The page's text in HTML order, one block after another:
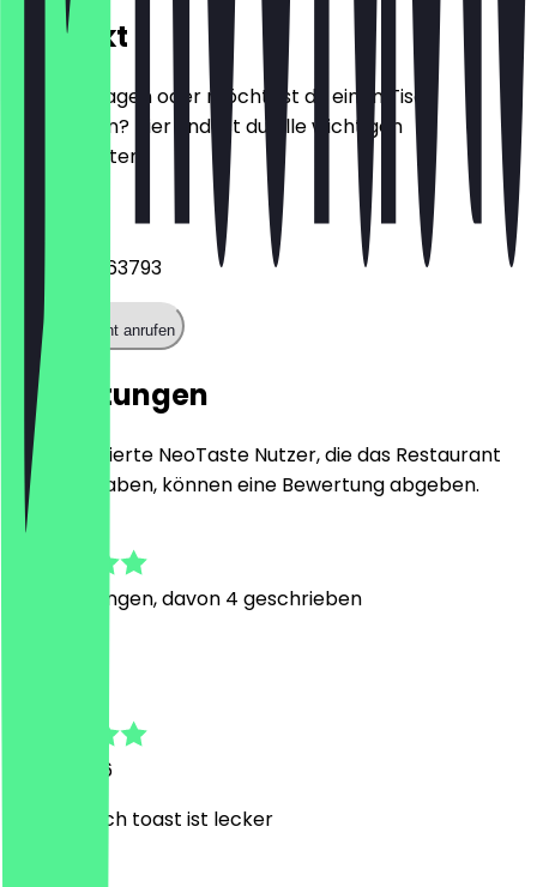
Kontakt
Hast du Fragen oder möchtest du einen Tisch
reservieren? Hier findest du alle wichtigen
Kontaktdaten.
+4917615763793
Restaurant anrufen
Bewertungen
Nur registrierte NeoTaste Nutzer, die das Restaurant
besucht haben, können eine Bewertung abgeben.
4.3
Bewertungen, davon 4 geschrieben
11. Mai 2026
Lotus french toast ist lecker